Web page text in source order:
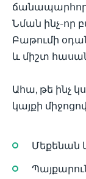
Նման ինչ-որ
Բաթումի
և միշտ
Ահա, թե ինչ
կայքի
Մեքենան